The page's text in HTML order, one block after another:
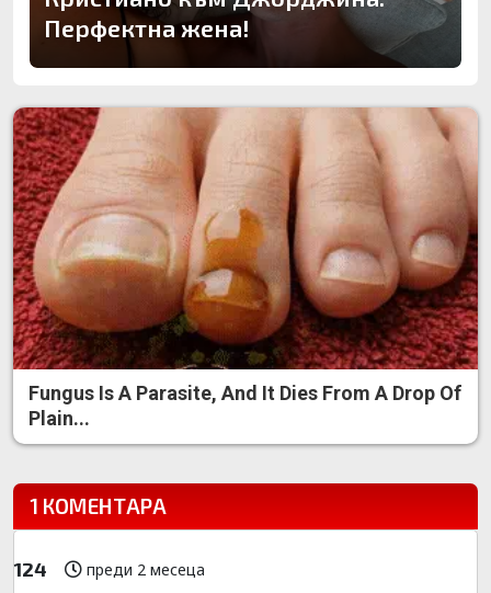
Перфектна жена!
Fungus Is A Parasite, And It Dies From A Drop Of
Plain...
1 КОМЕНТАРА
124 преди 2 месеца